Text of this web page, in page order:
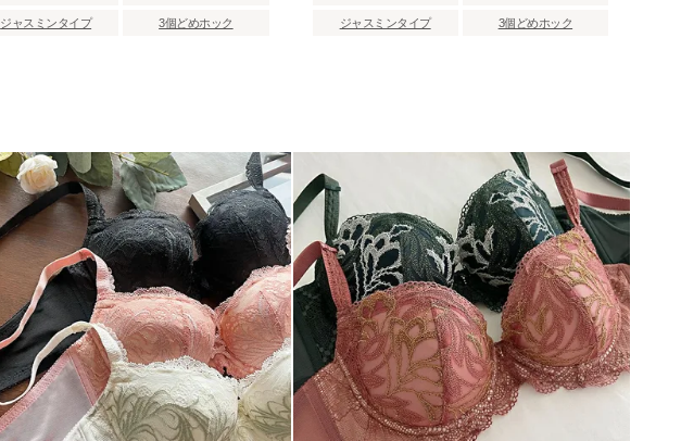
ジャスミンタイプ 3個どめホック ジャスミンタイプ 3個どめホック